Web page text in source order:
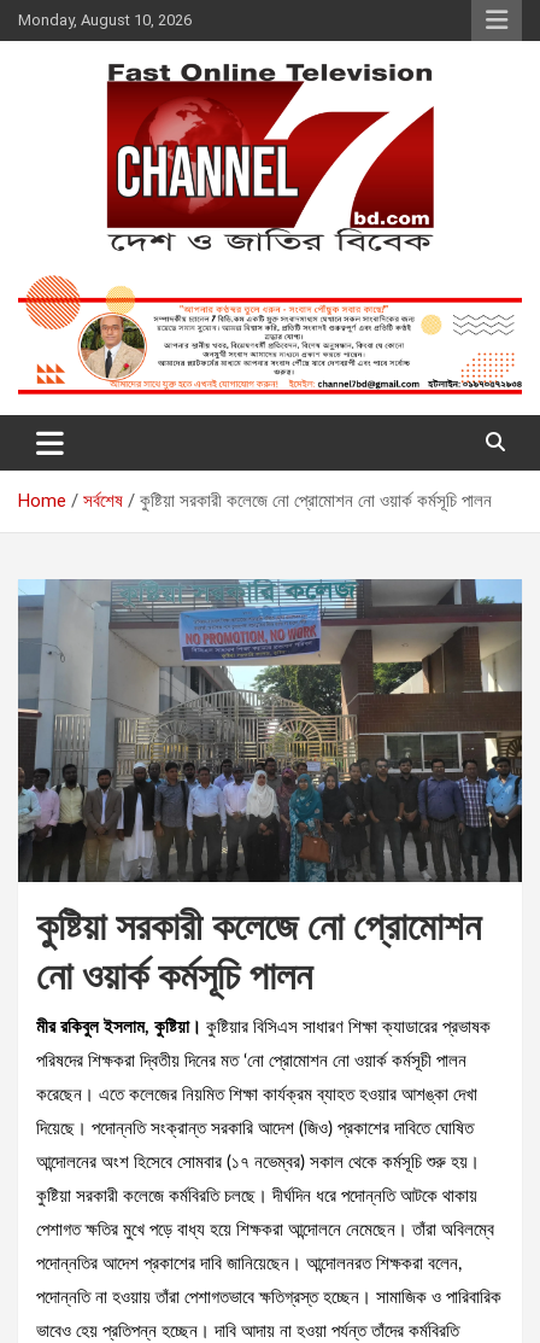
Skip
to
Monday, August 10, 2026
Fast Online Television –
CHANNEL7BD.COM
Home সর্বশেষ কুষ্টিয়া সরকারী কলেজে নো প্রোমোশন নো ওয়ার্ক কর্মসূচি পালন
কুষ্টিয়া সরকারী কলেজে নো প্রোমোশন
নো ওয়ার্ক কর্মসূচি পালন
মীর রকিবুল ইসলাম, কুষ্টিয়া। কুষ্টিয়ার বিসিএস সাধারণ শিক্ষা ক্যাডারের প্রভাষক
পরিষদের শিক্ষকরা দ্বিতীয় দিনের মত ‘নো প্রোমোশন নো ওয়ার্ক কর্মসূচী পালন
করেছেন। এতে কলেজের নিয়মিত শিক্ষা কার্যক্রম ব্যাহত হওয়ার আশঙ্কা দেখা
দিয়েছে। পদোন্নতি সংক্রান্ত সরকারি আদেশ (জিও) প্রকাশের দাবিতে ঘোষিত
আন্দোলনের অংশ হিসেবে সোমবার (১৭ নভেম্বর) সকাল থেকে কর্মসূচি শুরু হয়।
কুষ্টিয়া সরকারী কলেজে কর্মবিরতি চলছে। দীর্ঘদিন ধরে পদোন্নতি আটকে থাকায়
পেশাগত ক্ষতির মুখে পড়ে বাধ্য হয়ে শিক্ষকরা আন্দোলনে নেমেছেন। তাঁরা অবিলম্বে
পদোন্নতির আদেশ প্রকাশের দাবি জানিয়েছেন। আন্দোলনরত শিক্ষকরা বলেন,
পদোন্নতি না হওয়ায় তাঁরা পেশাগতভাবে ক্ষতিগ্রস্ত হচ্ছেন। সামাজিক ও পারিবারিক
ভাবেও হেয় প্রতিপন্ন হচ্ছেন। দাবি আদায় না হওয়া পর্যন্ত তাঁদের কর্মবিরতি